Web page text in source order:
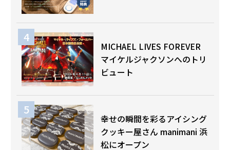
MICHAEL LIVES FOREVER
マイケルジャクソンへのトリ
ビュート
幸せの瞬間を彩るアイシング
クッキー屋さん manimani 浜
松にオープン